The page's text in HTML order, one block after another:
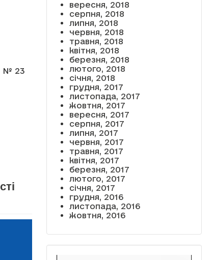
№ 23
вересня, 2018
серпня, 2018
липня, 2018
червня, 2018
травня, 2018
квітня, 2018
березня, 2018
лютого, 2018
січня, 2018
грудня, 2017
листопада, 2017
жовтня, 2017
вересня, 2017
серпня, 2017
липня, 2017
червня, 2017
травня, 2017
квітня, 2017
березня, 2017
лютого, 2017
січня, 2017
грудня, 2016
листопада, 2016
жовтня, 2016